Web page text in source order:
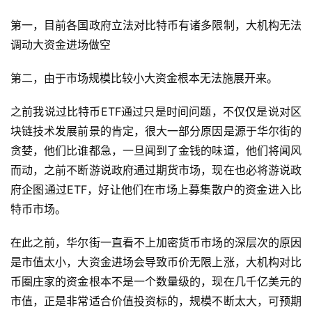
第一，目前各国政府立法对比特币有诸多限制，大机构无法
调动大资金进场做空
第二，由于市场规模比较小大资金根本无法施展开来。
之前我说过比特币ETF通过只是时间问题，不仅仅是说对区
块链技术发展前景的肯定，很大一部分原因是源于华尔街的
贪婪，他们比谁都急，一旦闻到了金钱的味道，他们将闻风
而动，之前不断游说政府通过期货市场，现在也必将游说政
府企图通过ETF，好让他们在市场上募集散户的资金进入比
特币市场。
在此之前，华尔街一直看不上加密货币市场的深层次的原因
是市值太小，大资金进场会导致币价无限上涨，大机构对比
币圈庄家的资金根本不是一个数量级的，现在几千亿美元的
市值，正是非常适合价值投资标的，规模不断太大，可预期